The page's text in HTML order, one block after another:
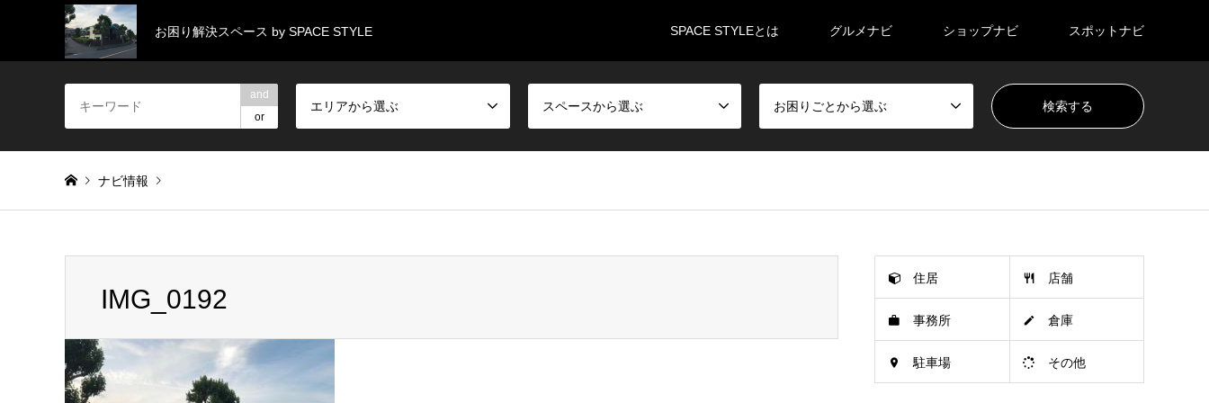
お困り解決スペース by SPACE STYLE SPACE STYLEとは グルメナビ ショップナビ スポットナビ
and
or
エリアから選ぶ スペースから選ぶ お困りごとから選ぶ
ナビ情報
IMG_0192IMG_0192
住居 店舗
事務所 倉庫
駐車場 その他